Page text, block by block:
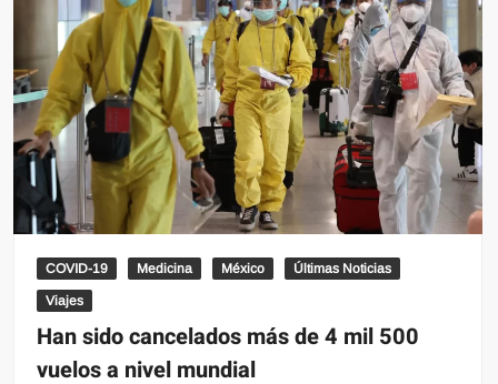
cancelaciones
de
vuelos
debido
Covid-
19
COVID-19 Medicina México Últimas Noticias
Viajes
Han sido cancelados más de 4 mil 500
vuelos a nivel mundial